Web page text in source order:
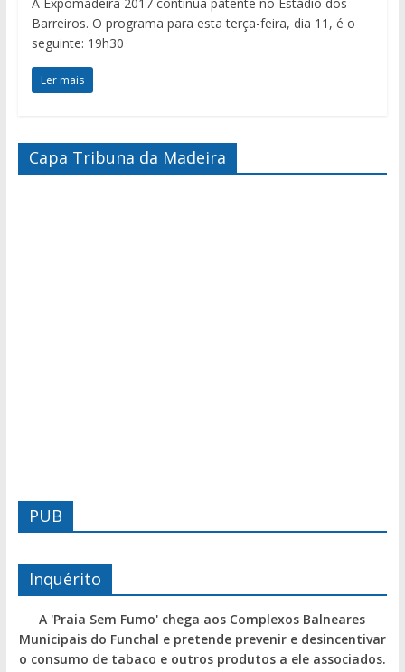
Barreiros. O programa para esta terça-feira, dia 11, é o
seguinte: 19h30
Ler mais
Capa Tribuna da Madeira
PUB
Inquérito
A 'Praia Sem Fumo' chega aos Complexos Balneares
Municipais do Funchal e pretende prevenir e desincentivar
o consumo de tabaco e outros produtos a ele associados.